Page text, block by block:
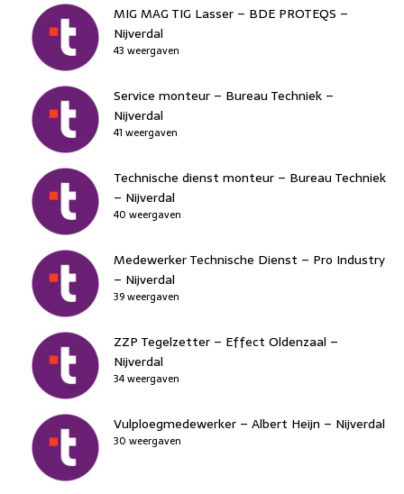
MIG MAG TIG Lasser – BDE PROTEQS –
Nijverdal
43 weergaven
Service monteur – Bureau Techniek –
Nijverdal
41 weergaven
Technische dienst monteur – Bureau Techniek
– Nijverdal
40 weergaven
Medewerker Technische Dienst – Pro Industry
– Nijverdal
39 weergaven
ZZP Tegelzetter – Effect Oldenzaal –
Nijverdal
34 weergaven
Vulploegmedewerker – Albert Heijn – Nijverdal
30 weergaven